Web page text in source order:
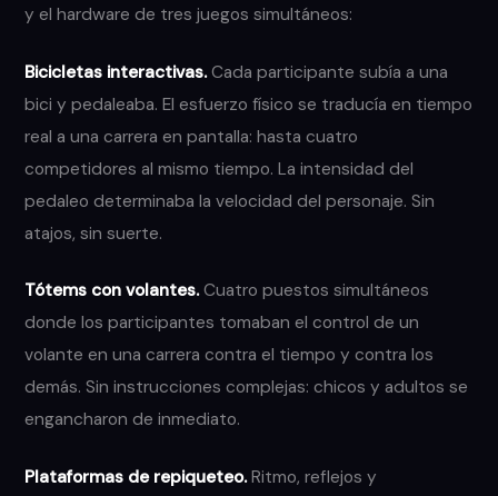
y el hardware de tres juegos simultáneos:
Bicicletas interactivas.Cada participante subía a una
bici y pedaleaba. El esfuerzo físico se traducía en tiempo
real a una carrera en pantalla: hasta cuatro
competidores al mismo tiempo. La intensidad del
pedaleo determinaba la velocidad del personaje. Sin
atajos, sin suerte.
Tótems con volantes.Cuatro puestos simultáneos
donde los participantes tomaban el control de un
volante en una carrera contra el tiempo y contra los
demás. Sin instrucciones complejas: chicos y adultos se
engancharon de inmediato.
Plataformas de repiqueteo.Ritmo, reflejos y